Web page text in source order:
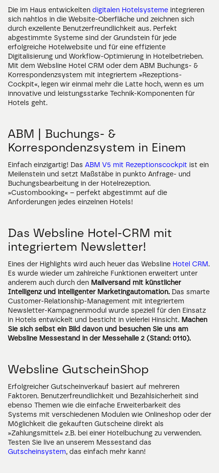
Die im Haus entwickelten digitalen Hotelsysteme integrieren
sich nahtlos in die Website-Oberfläche und zeichnen sich
durch exzellente Benutzerfreundlichkeit aus. Perfekt
abgestimmte Systeme sind der Grundstein für jede
erfolgreiche Hotelwebsite und für eine effiziente
Digitalisierung und Workflow-Optimierung in Hotelbetrieben.
Mit dem Websline Hotel CRM oder dem ABM Buchungs- &
Korrespondenzsystem mit integriertem »Rezeptions-
Cockpit«, legen wir einmal mehr die Latte hoch, wenn es um
innovative und leistungsstarke Technik-Komponenten für
Hotels geht.
ABM | Buchungs- &
Korrespondenzsystem in Einem
Einfach einzigartig! Das ABM V5 mit Rezeptionscockpit ist ein
Meilenstein und setzt Maßstäbe in punkto Anfrage- und
Buchungsbearbeitung in der Hotelrezeption.
»Custombooking« – perfekt abgestimmt auf die
Anforderungen jedes einzelnen Hotels!
Das Websline Hotel-CRM mit
integriertem Newsletter!
Eines der Highlights wird auch heuer das Websline Hotel CRM.
Es wurde wieder um zahlreiche Funktionen erweitert unter
anderem auch durch den Mailversand mit künstlicher
Intelligenz und intelligenter Marketingautomation. Das smarte
Customer-Relationship-Management mit integriertem
Newsletter-Kampagnenmodul wurde speziell für den Einsatz
in Hotels entwickelt und besticht in vielerlei Hinsicht. Machen
Sie sich selbst ein Bild davon und besuchen Sie uns am
Websline Messestand in der Messehalle 2 (Stand: 0110).
Websline GutscheinShop
Erfolgreicher Gutscheinverkauf basiert auf mehreren
Faktoren. Benutzerfreundlichkeit und Bezahlsicherheit sind
ebenso Themen wie die einfache Erweiterbarkeit des
Systems mit verschiedenen Modulen wie Onlineshop oder der
Möglichkeit die gekauften Gutscheine direkt als
»Zahlungsmittel« z.B. bei einer Hotelbuchung zu verwenden.
Gutscheinsystem, das einfach mehr kann!